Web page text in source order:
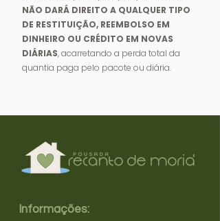
NÃO DARÁ DIREITO A QUALQUER TIPO
DE RESTITUIÇÃO, REEMBOLSO EM
DINHEIRO OU CRÉDITO EM NOVAS
DIÁRIAS, acarretando a perda total da
quantia paga pelo pacote ou diária.
Informações: